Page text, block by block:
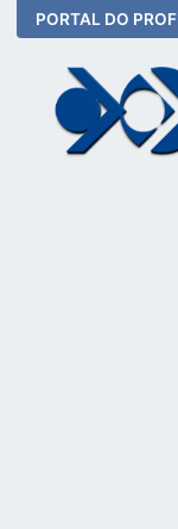
PORTAL DO